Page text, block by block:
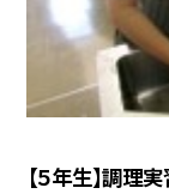
【５年生】調理